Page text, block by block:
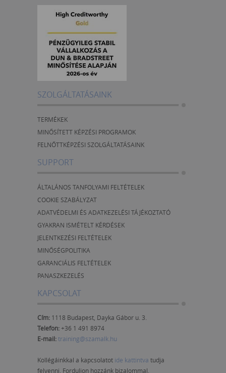
SZOLGÁLTATÁSAINK
TERMÉKEK
MINŐSÍTETT KÉPZÉSI PROGRAMOK
FELNŐTTKÉPZÉSI SZOLGÁLTATÁSAINK
SUPPORT
ÁLTALÁNOS TANFOLYAMI FELTÉTELEK
COOKIE SZABÁLYZAT
ADATVÉDELMI ÉS ADATKEZELÉSI TÁJÉKOZTATÓ
GYAKRAN ISMÉTELT KÉRDÉSEK
JELENTKEZÉSI FELTÉTELEK
MINŐSÉGPOLITIKA
GARANCIÁLIS FELTÉTELEK
PANASZKEZELÉS
KAPCSOLAT
Cím: 1118 Budapest, Dayka Gábor u. 3.
Telefon:+36 1 491 8974
E-mail:training@szamalk.hu
Kollégáinkkal a kapcsolatot ide kattintva tudja
felvenni. Forduljon hozzánk bizalommal.